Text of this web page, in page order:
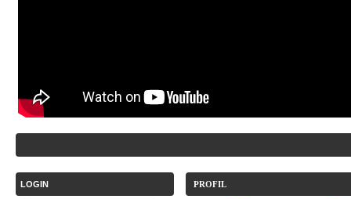
LOGIN PROFIL